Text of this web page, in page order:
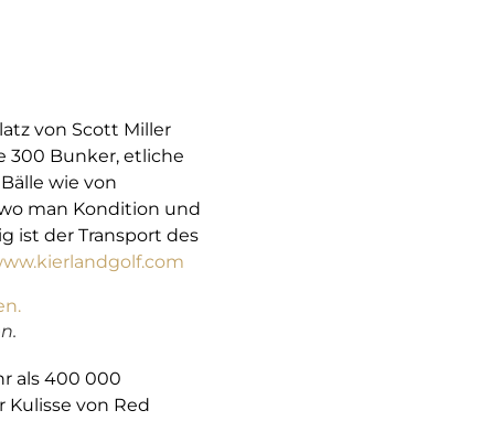
von Scott Miller
300 Bunker, etliche
wie von
man Kondition und
ist der Transport des
als 400 000
von Red